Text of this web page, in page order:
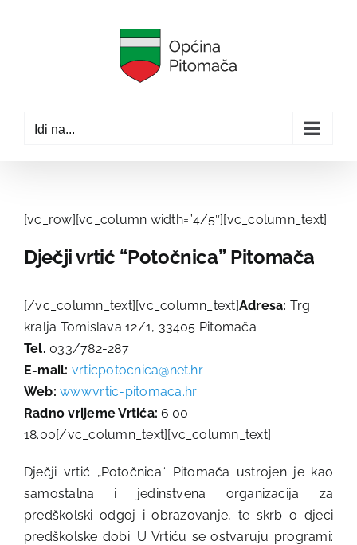
Idi na...
[vc_row][vc_column width=”4/5″][vc_column_text]
Dječji vrtić “Potočnica” Pitomača
[/vc_column_text][vc_column_text]Adresa: Trg
kralja Tomislava 12/1, 33405 Pitomača
Tel. 033/782-287
E-mail: vrticpotocnica@net.hr
Web:www.vrtic-pitomaca.hr
Radno vrijeme Vrtića: 6.00 –
18.00[/vc_column_text][vc_column_text]
Dječji vrtić „Potočnica“ Pitomača ustrojen je kao
samostalna i jedinstvena organizacija za
predškolski odgoj i obrazovanje, te skrb o djeci
predškolske dobi. U Vrtiću se ostvaruju programi: